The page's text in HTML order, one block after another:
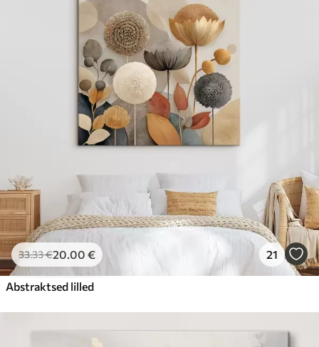
33.33€20.00 € 21
Abstraktsed lilled